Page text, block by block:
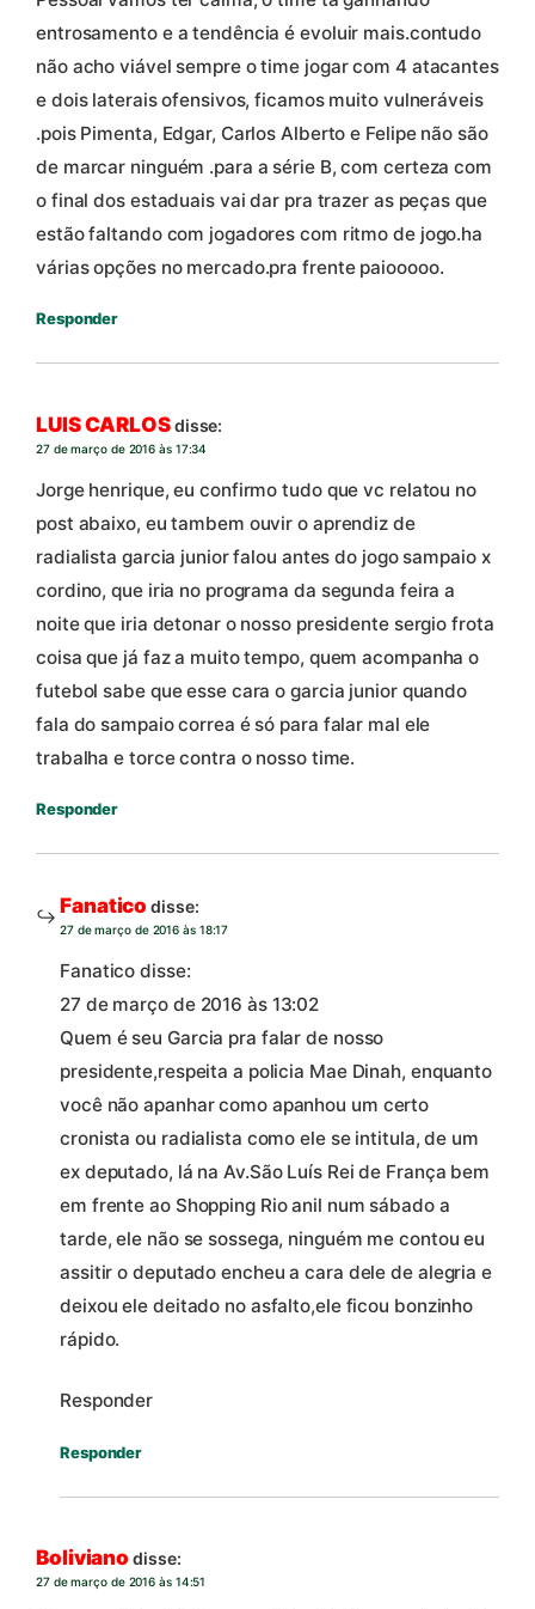
entrosamento e a tendência é evoluir mais.contudo
não acho viável sempre o time jogar com 4 atacantes
e dois laterais ofensivos, ficamos muito vulneráveis
.pois Pimenta, Edgar, Carlos Alberto e Felipe não são
de marcar ninguém .para a série B, com certeza com
o final dos estaduais vai dar pra trazer as peças que
estão faltando com jogadores com ritmo de jogo.ha
várias opções no mercado.pra frente paiooooo.
Responder
LUIS CARLOSdisse:
27 de março de 2016 às 17:34
Jorge henrique, eu confirmo tudo que vc relatou no
post abaixo, eu tambem ouvir o aprendiz de
radialista garcia junior falou antes do jogo sampaio x
cordino, que iria no programa da segunda feira a
noite que iria detonar o nosso presidente sergio frota
coisa que já faz a muito tempo, quem acompanha o
futebol sabe que esse cara o garcia junior quando
fala do sampaio correa é só para falar mal ele
trabalha e torce contra o nosso time.
Responder
Fanatico disse:
27 de março de 2016 às 18:17
Fanatico disse:
27 de março de 2016 às 13:02
Quem é seu Garcia pra falar de nosso
presidente,respeita a policia Mae Dinah, enquanto
você não apanhar como apanhou um certo
cronista ou radialista como ele se intitula, de um
ex deputado, lá na Av.São Luís Rei de França bem
em frente ao Shopping Rio anil num sábado a
tarde, ele não se sossega, ninguém me contou eu
assitir o deputado encheu a cara dele de alegria e
deixou ele deitado no asfalto,ele ficou bonzinho
rápido.
Responder
Responder
Boliviano disse:
27 de março de 2016 às 14:51